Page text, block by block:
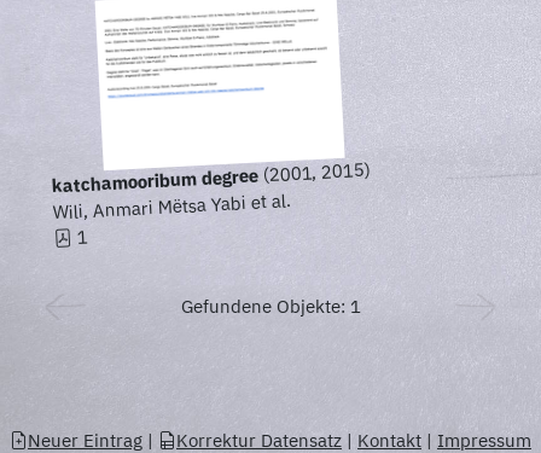
katchamooribum degree(2001, 2015)
Wili, Anmari Mëtsa Yabi et al.
1
Gefundene Objekte: 1
Neuer Eintrag | Korrektur Datensatz | Kontakt | Impressum